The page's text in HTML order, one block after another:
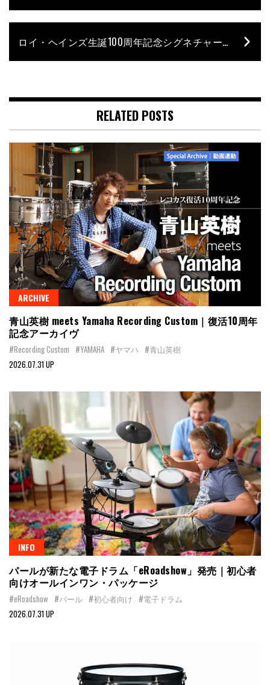
ロイ・ヘインズ生誕100周年記念シグネチャー・スネア｜ヤマハYCS1455RHが世界100台限定で登場
RELATED POSTS
ARCHIVE
青山英樹 meets Yamaha Recording Custom｜復活10周年
記念アーカイヴ
#Recording Custom #YAMAHA #ヤマハ #青山英樹
2026.07.31 UP
INFO
パールが新たな電子ドラム「eRoadshow」発売｜初心者
向けオールインワン・パッケージ
#eRoadshow #パール #初心者向け #電子ドラム
2026.07.31 UP